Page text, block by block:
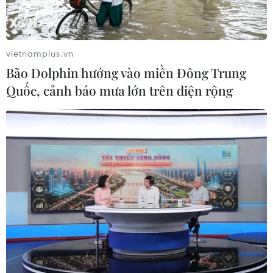
sách giảm thuế tiêu thụ thực phẩm
xuống 1%
05/08/2026 15:30
Ngành Hải quan đẩy mạnh cải cách
thể chế và hiện đại hóa công tác
quản lý
Ngân hàng trước làn sóng AI: Dữ liệu
là đòn bẩy, quản trị là chìa khóa
05/08/2026 09:25
Standard Chartered huy động thành
vietnamplus.vn
Bão Dolphin hướng vào miền Đông Trung
Quốc, cảnh báo mưa lớn trên diện rộng